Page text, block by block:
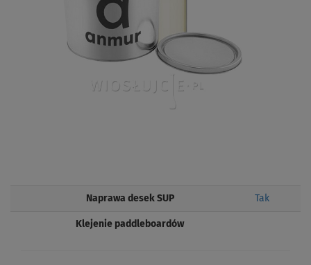
Naprawa desek SUP Tak
Klejenie paddleboardów